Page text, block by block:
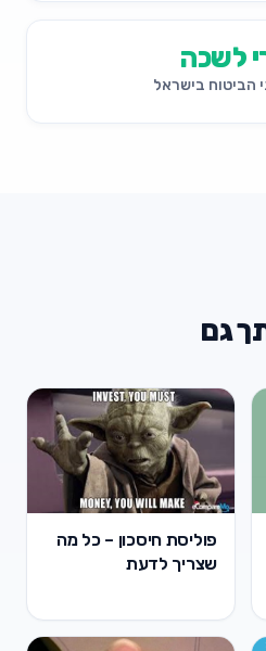
לשכה
הביטוח בישראל
גם
פוליסת חיסכון – כל מה
שצריך לדעת